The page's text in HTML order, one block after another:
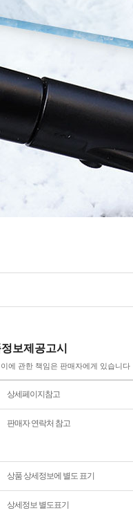
보제공고시
에 관한 책임은 판매자에게 있습니다
상세페이지참고
판매자 연락처 참고
상품 상세정보에 별도 표기
상세정보 별도표기